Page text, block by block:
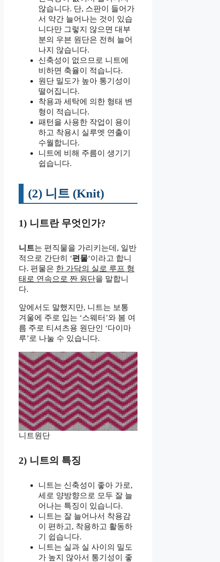
않습니다. 단, 스판이 들어가
서 약간 늘어나는 것이 있습
니다만 그렇지 않으면 대부
분의 우븐 원단은 전혀 늘어
나지 않습니다.
신축성이 없으므로 니트에
비하면 축율이 적습니다.
원단 밀도가 높아 통기성이
떨어집니다.
착용과 세탁에 의한 형태 변
형이 적습니다.
패턴을 사용한 작업이 용이
하고 착용시 실루엣 연출이
수월합니다.
니트에 비해 주름이 생기기
쉽습니다.
(2) 니트 (Knit)
1) 니트란 무엇인가?
니트는 편직물을 가리키는데, 일반
적으로 간단히 ‘편물‘이라고 합니
다. 편물은 한 가닥의 실로 루프 형
태로 연속으로 짠 원단을 말합니
다.
앞에서도 말했지만, 니트는 보통
겨울에 주로 입는 ‘스웨터’와 봄 여
름 주로 티셔츠용 원단인 ‘다이마
루’로 나눌 수 있습니다.
니트원단
2) 니트의 특징
니트는 신축성이 좋아 가로,
세로 양방향으로 모두 잘 늘
어나는 특징이 있습니다.
니트는 잘 늘어나서 착용감
이 편하고, 착용하고 활동하
기 쉽습니다.
니트는 실과 실 사이의 밀도
가 높지 않아서 통기성이 좋